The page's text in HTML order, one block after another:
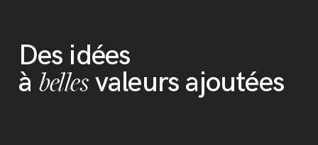
Des idées
à bellesvaleurs ajoutées